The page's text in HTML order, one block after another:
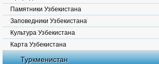
Памятники Узбекистана
Заповедники Узбекистана
Культура Узбекистана
Карта Узбекистана
Туркменистан